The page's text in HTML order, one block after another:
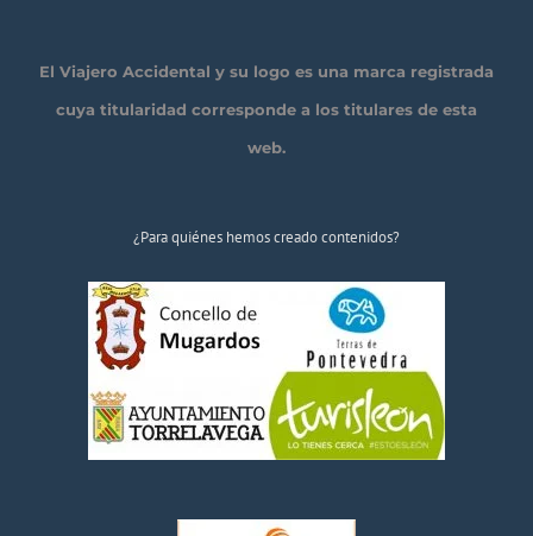
El Viajero Accidental y su logo es una marca registrada
cuya titularidad corresponde a los titulares de esta
web.
¿Para quiénes hemos creado contenidos?